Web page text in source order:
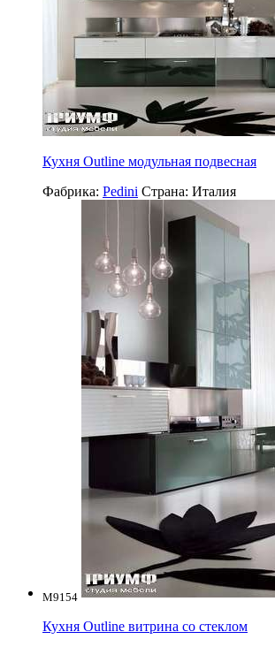
Кухня Outline модульная подвесная
Фабрика: Pedini Страна: Италия
M9154
Кухня Outline витрина со стеклом